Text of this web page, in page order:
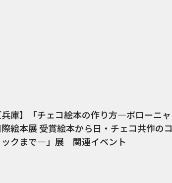
兵庫】「チェコ絵本の作り方―ボローニャ
絵本展 受賞絵本から日・チェコ共作のコ
ックまで―」展 関連イベント